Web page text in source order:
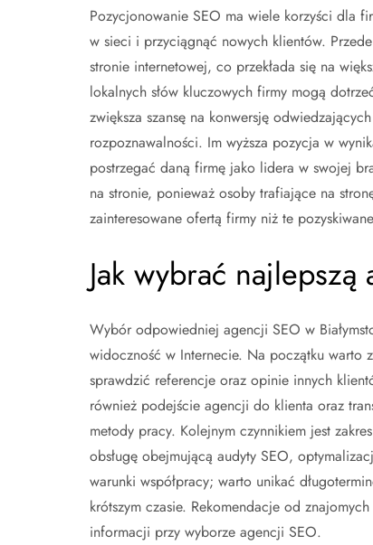
Pozycjonowanie SEO ma wiele korzyści dla
w sieci i przyciągnąć nowych klientów.
stronie internetowej, co przekłada się na
lokalnych słów kluczowych firmy mogą
zwiększa szansę na konwersję
rozpoznawalności. Im wyższa pozycja w
postrzegać daną firmę jako lidera w swojej
na stronie, ponieważ osoby trafiające na
zainteresowane ofertą firmy niż te
Jak wybrać najlepszą
Wybór odpowiedniej agencji SEO w
widoczność w Internecie. Na początku
sprawdzić referencje oraz opinie innych
również podejście agencji do klienta oraz
metody pracy. Kolejnym czynnikiem jest
obsługę obejmującą audyty SEO,
warunki współpracy; warto unikać
krótszym czasie. Rekomendacje od
informacji przy wyborze agencji SEO.